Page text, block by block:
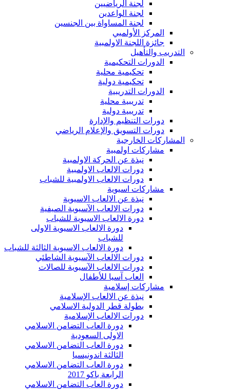
لجنة الرياضيين
لجنة الواعدين
لجنة المساواة بين الجنسين
المركز الأولمبي
جائزة اللجنة الاولمبية
التدريب والتأهيل
الدورات التحكيمية
تحكيمية محلية
تحكيمية دولية
الدورات التدريبية
تدريبية محلية
تدريبية دولية
دورات التنظيم والإدارة
دورات التسويق والإعلام الرياضي
المشاركات الخارجية
مشاركات اولمبية
نبذة عن الحركة الاولمبية
دورات الالعاب الاولمبية
دورات الالعاب الاولمبية للشباب
مشاركات اسيوية
نبذة عن الالعاب الاسيوية
دورات الالعاب الآسيوية الصيفية
دورة الالعاب الاسيوية للشباب
دورة الالعاب الاسيوية الاولى
للشباب
دورة الالعاب الاسيوية الثالثة للشباب
دورات الالعاب الآسيوية الشاطئي
دورات الالعاب الآسيوية للصالات
العاب آسيا للأطفال
مشاركات إسلامية
نبذة عن الالعاب الإسلامية
بطولة قطر الدولية الاسلامي
دورات الالعاب الإسلامية
دورة العاب التضامن الاسلامي
الاولى السعودية
دورة العاب التضامن الاسلامي
الثالثة اندونيسيا
دورة العاب التضامن الاسلامي
الرابعة باكو 2017
دورة العاب التضامن الاسلامي